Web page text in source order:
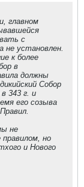
главном
с
не установлен.
к более
в
должны
Собор
343 г. и
его созыва
не
правилом, но
и Нового